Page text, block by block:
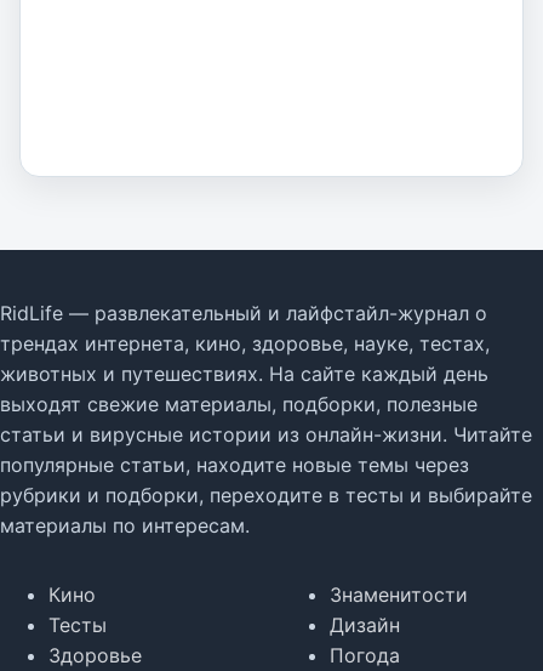
RidLife — развлекательный и лайфстайл-журнал о
трендах интернета, кино, здоровье, науке, тестах,
животных и путешествиях. На сайте каждый день
выходят свежие материалы, подборки, полезные
статьи и вирусные истории из онлайн-жизни. Читайте
популярные статьи, находите новые темы через
рубрики и подборки, переходите в тесты и выбирайте
материалы по интересам.
Кино
Тесты
Здоровье
Знаменитости
Дизайн
Погода